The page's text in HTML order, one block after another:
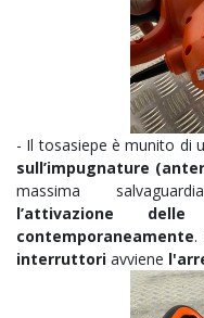
- Il tosasiepe è munito di
sull’impugnature
massima
l’attivazione
contemporaneamente.
interruttori avviene l'a